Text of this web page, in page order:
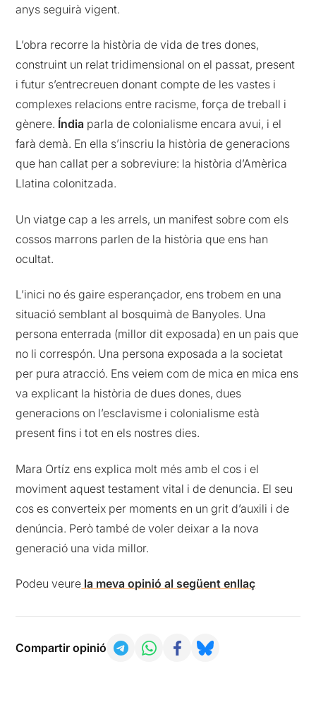
anys seguirà vigent.
L’obra recorre la història de vida de tres dones,
construint un relat tridimensional on el passat, present
i futur s’entrecreuen donant compte de les vastes i
complexes relacions entre racisme, força de treball i
gènere. Índia parla de colonialisme encara avui, i el
farà demà. En ella s’inscriu la història de generacions
que han callat per a sobreviure: la història d’Amèrica
Llatina colonitzada.
Un viatge cap a les arrels, un manifest sobre com els
cossos marrons parlen de la història que ens han
ocultat.
L’inici no és gaire esperançador, ens trobem en una
situació semblant al bosquimà de Banyoles. Una
persona enterrada (millor dit exposada) en un pais que
no li correspón. Una persona exposada a la societat
per pura atracció. Ens veiem com de mica en mica ens
va explicant la història de dues dones, dues
generacions on l’esclavisme i colonialisme està
present fins i tot en els nostres dies.
Mara Ortíz ens explica molt més amb el cos i el
moviment aquest testament vital i de denuncia. El seu
cos es converteix per moments en un grit d’auxili i de
denúncia. Però també de voler deixar a la nova
generació una vida millor.
Podeu veure la meva opinió al següent enllaç
Compartir opinió